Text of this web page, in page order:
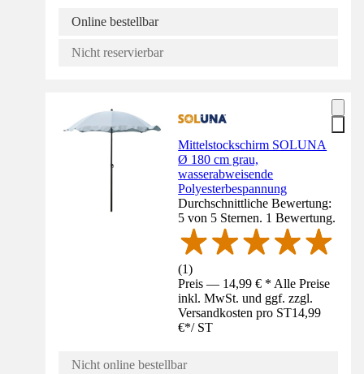
Online bestellbar
Nicht reservierbar
Mittelstockschirm SOLUNA
Ø 180 cm grau,
wasserabweisende
Polyesterbespannung
Durchschnittliche Bewertung:
5 von 5 Sternen. 1 Bewertung.
(1)
Preis — 14,99 € * Alle Preise
inkl. MwSt. und ggf. zzgl.
Versandkosten pro ST14,99
€*/ ST
Nicht online bestellbar